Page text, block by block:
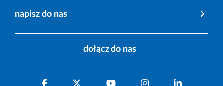
napisz do nas
dołącz do nas